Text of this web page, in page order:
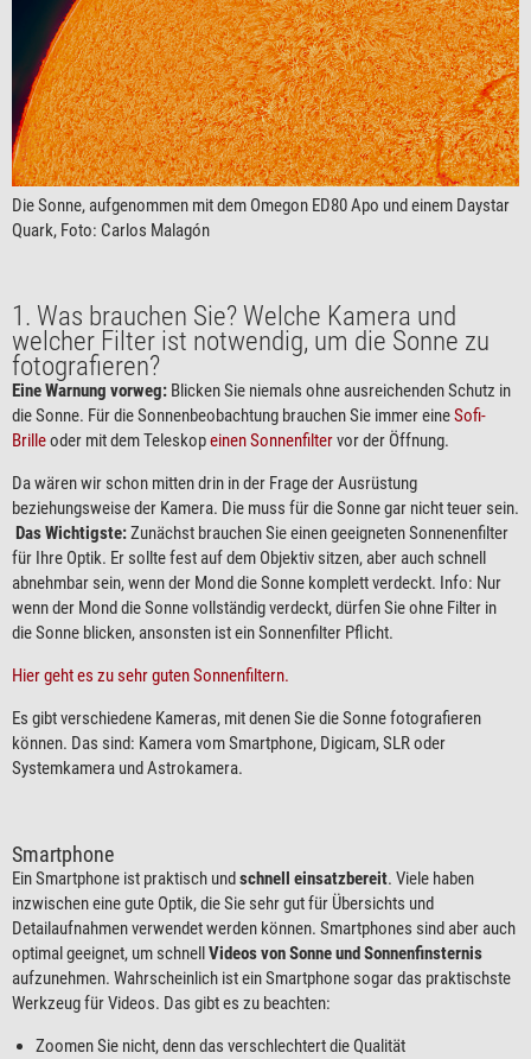
Die Sonne, aufgenommen mit dem Omegon ED80 Apo und einem Daystar
Quark, Foto: Carlos Malagón
1. Was brauchen Sie? Welche Kamera und
welcher Filter ist notwendig, um die Sonne zu
fotografieren?
Eine Warnung vorweg: Blicken Sie niemals ohne ausreichenden Schutz in
die Sonne. Für die Sonnenbeobachtung brauchen Sie immer eineSofi-
Brilleoder mit dem Teleskopeinen Sonnenfiltervor der Öffnung.
Da wären wir schon mitten drin in der Frage der Ausrüstung
beziehungsweise der Kamera. Die muss für die Sonne gar nicht teuer sein.
Das Wichtigste:Zunächst brauchen Sie einen geeigneten Sonnenenfilter
für Ihre Optik. Er sollte fest auf dem Objektiv sitzen, aber auch schnell
abnehmbar sein, wenn der Mond die Sonne komplett verdeckt. Info: Nur
wenn der Mond die Sonne vollständig verdeckt, dürfen Sie ohne Filter in
die Sonne blicken, ansonsten ist ein Sonnenfilter Pflicht.
Hier geht es zu sehr guten Sonnenfiltern.
Es gibt verschiedene Kameras, mit denen Sie die Sonne fotografieren
können. Das sind: Kamera vom Smartphone, Digicam, SLR oder
Systemkamera und Astrokamera.
Smartphone
Ein Smartphone ist praktisch undschnell einsatzbereit. Viele haben
inzwischen eine gute Optik, die Sie sehr gut für Übersichts und
Detailaufnahmen verwendet werden können. Smartphones sind aber auch
optimal geeignet, um schnellVideos von Sonne und Sonnenfinsternis
aufzunehmen. Wahrscheinlich ist ein Smartphone sogar das praktischste
Werkzeug für Videos. Das gibt es zu beachten:
Zoomen Sie nicht, denn das verschlechtert die Qualität